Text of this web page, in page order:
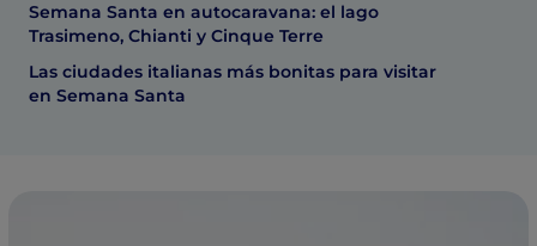
Semana Santa en autocaravana: el lago
Trasimeno, Chianti y Cinque Terre
Las ciudades italianas más bonitas para visitar
en Semana Santa